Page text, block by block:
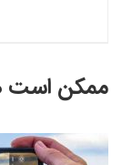
ممکن است